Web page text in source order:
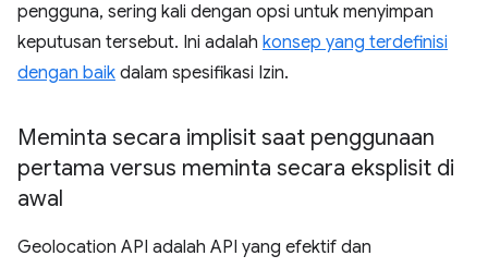
pengguna, sering kali dengan opsi untuk menyimpan
keputusan tersebut. Ini adalah konsep yang terdefinisi
dengan baik dalam spesifikasi Izin.
Meminta secara implisit saat penggunaan
pertama versus meminta secara eksplisit di
awal
Geolocation API adalah API yang efektif dan